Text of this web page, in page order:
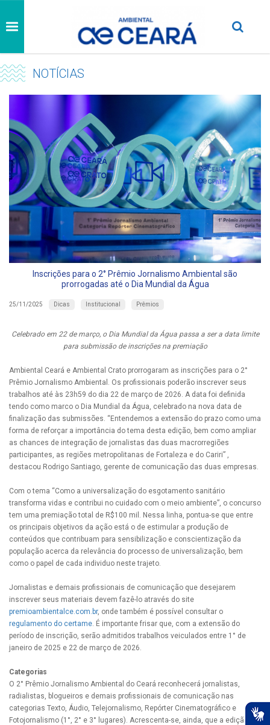
NOTÍCIAS
Inscrições para o 2° Prêmio Jornalismo Ambiental são
prorrogadas até o Dia Mundial da Água
25/11/2025 Dicas Institucional Prêmios
Celebrado em 22 de março, o Dia Mundial da Água passa a ser a data limite
para submissão de inscrições na premiação
Ambiental Ceará e Ambiental Crato prorrogaram as inscrições para o 2°
Prêmio Jornalismo Ambiental. Os profissionais poderão inscrever seus
trabalhos até às 23h59 do dia 22 de março de 2026. A data foi definida
tendo como marco o Dia Mundial da Água, celebrado na nova data de
finalização das submissões. “Entendemos a extensão do prazo como uma
forma de reforçar a importância do tema desta edição, bem como ampliar
as chances de integração de jornalistas das duas macrorregiões
participantes, as regiões metropolitanas de Fortaleza e do Cariri” ,
destacou Rodrigo Santiago, gerente de comunicação das duas empresas.
Com o tema “Como a universalização do esgotamento sanitário
transforma vidas e contribui no cuidado com o meio ambiente”, o concurso
tem uma premiação total de R$100 mil. Nessa linha, pontua-se que entre
os principais objetivos da ação está o de estimular a produção de
conteúdos que contribuam para sensibilização e conscientização da
população acerca da relevância do processo de universalização, bem
como o papel de cada individuo neste trajeto.
Jornalistas e demais profissionais de comunicação que desejarem
inscrever seus materiais devem fazê-lo através do site
premioambientalce.com.br, onde também é possível consultar o
regulamento do certame . É importante frisar que, com a extensão do
período de inscrição, serão admitidos trabalhos veiculados entre 1° de
janeiro de 2025 e 22 de março de 2026.
Categorias
O 2° Prêmio Jornalismo Ambiental do Ceará reconhecerá jornalistas,
radialistas, blogueiros e demais profissionais de comunicação nas
categorias Texto, Áudio, Telejornalismo, Repórter Cinematográfico e
Fotojornalismo (1°, 2° e 3° lugares). Acrescenta-se, ainda, que a edição